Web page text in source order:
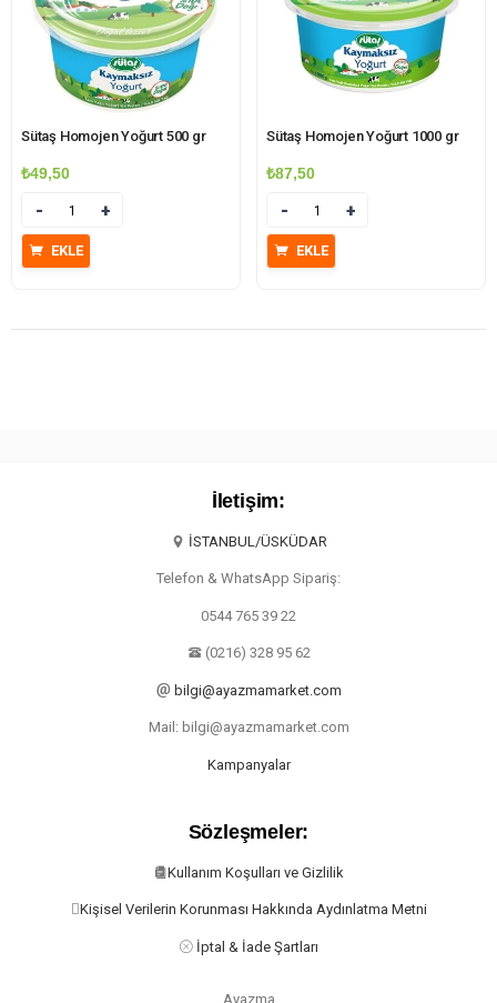
Sütaş Homojen Yoğurt 500 gr
₺49,50
Miktar
EKLE
Sütaş Homojen Yoğurt 1000 gr
₺87,50
Miktar
EKLE
İletişim:
İSTANBUL/ÜSKÜDAR
Telefon & WhatsApp Sipariş:
0544 765 39 22
(0216) 328 95 62
bilgi@ayazmamarket.com
Mail: bilgi@ayazmamarket.com
Kampanyalar
Sözleşmeler:
Kullanım Koşulları ve Gizlilik
Kişisel Verilerin Korunması Hakkında Aydınlatma Metni
İptal & İade Şartları
Ayazma